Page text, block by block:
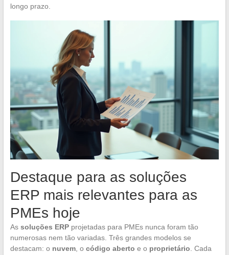
longo prazo.
Destaque para as soluções
ERP mais relevantes para as
PMEs hoje
As soluções ERPprojetadas para PMEs nunca foram tão
numerosas nem tão variadas. Três grandes modelos se
destacam: o nuvem, o código aberto e o proprietário . Cada